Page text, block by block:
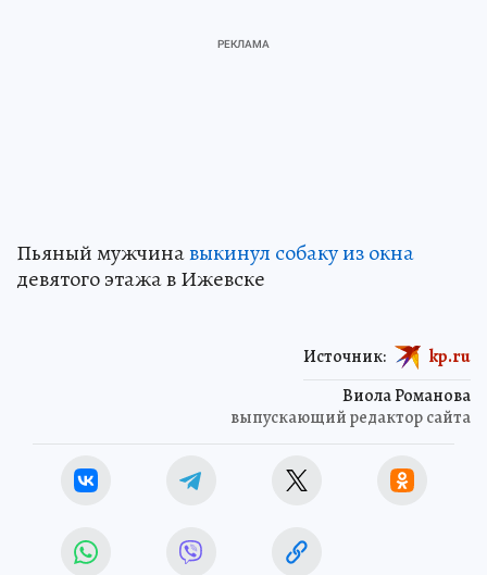
Пьяный мужчинавыкинул собаку из окна
девятого этажа в Ижевске
Виола Романова
выпускающий редактор сайта
Источник: kp.ru